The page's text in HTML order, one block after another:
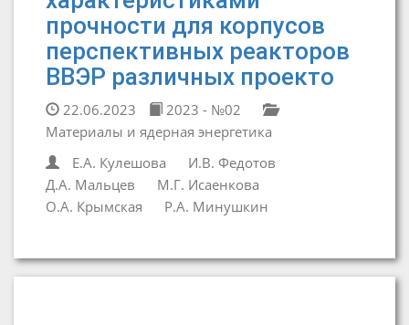
прочности для корпусов
перспективных реакторов
ВВЭР различных проекто
22.06.2023
2023 - №02
Материалы и ядерная энергетика
Е.А. Кулешова
И.В. Федотов
Д.А. Мальцев
М.Г. Исаенкова
О.А. Крымская
Р.А. Минушкин